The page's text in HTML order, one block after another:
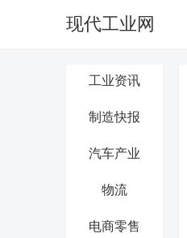
现代工业网
工业资讯
制造快报
汽车产业
物流
电商零售